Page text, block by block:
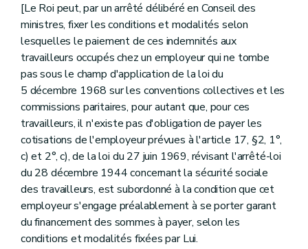
[Le Roi peut, par un arrêté délibéré en Conseil des
ministres, fixer les conditions et modalités selon
lesquelles le paiement de ces indemnités aux
travailleurs occupés chez un employeur qui ne tombe
pas sous le champ d'application de la loi du
5 décembre 1968 sur les conventions collectives et les
commissions paritaires, pour autant que, pour ces
travailleurs, il n'existe pas d'obligation de payer les
cotisations de l'employeur prévues à l'article 17, §2, 1°,
c) et 2°, c), de la loi du 27 juin 1969, révisant l'arrêté-loi
du 28 décembre 1944 concernant la sécurité sociale
des travailleurs, est subordonné à la condition que cet
employeur s'engage préalablement à se porter garant
du financement des sommes à payer, selon les
conditions et modalités fixées par Lui.